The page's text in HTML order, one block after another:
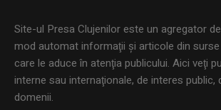
Site-ul Presa Clujenilor este un agregator
mod automat informaţii şi articole din
care le aduce în atenţia publicului. Aici veţi
interne sau internaţionale, de interes public,
domenii.